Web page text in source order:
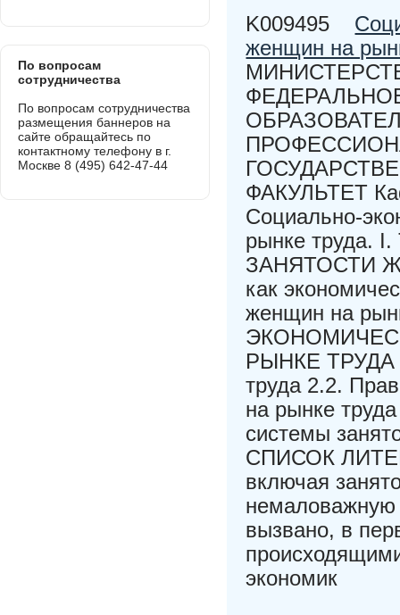
K009495
женщин на
ФАКУЛЬТЕТ
Социально-
рынке
ЗАНЯТОСТИ
как
женщин на
РЫНКЕ ТРУДА
труда 2.2.
на рынке
системы
СПИСОК
включая
немаловажную
вызвано, в
экономик
По вопросам
сотрудничества
По вопросам сотрудничества
размещения баннеров на
сайте обращайтесь по
контактному телефону в г.
Москве 8 (495) 642-47-44